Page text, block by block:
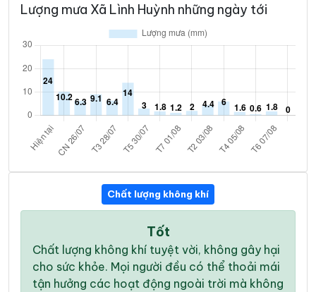
Lượng mưa Xã Lình Huỳnh những ngày tới
Chất lượng không khí
Tốt
Chất lượng không khí tuyệt vời, không gây hại
cho sức khỏe. Mọi người đều có thể thoải mái
tận hưởng các hoạt động ngoài trời mà không